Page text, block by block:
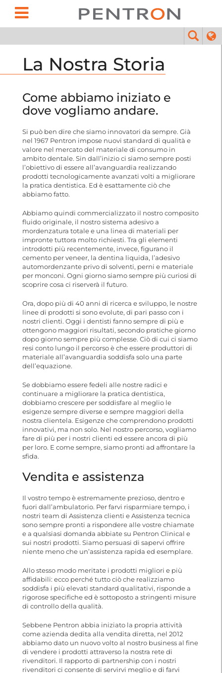
La Nostra Storia
Come abbiamo iniziato e
dove vogliamo andare.
Si può ben dire che siamo innovatori da sempre. Già
nel 1967 Pentron impose nuovi standard di qualità e
valore nel mercato del materiale di consumo in
ambito dentale. Sin dall’inizio ci siamo sempre posti
l’obiettivo di essere all’avanguardia realizzando
prodotti tecnologicamente avanzati volti a migliorare
la pratica dentistica. Ed è esattamente ciò che
abbiamo fatto.
Abbiamo quindi commercializzato il nostro composito
fluido originale, il nostro sistema adesivo a
mordenzatura totale e una linea di materiali per
impronte tuttora molto richiesti. Tra gli elementi
introdotti più recentemente, invece, figurano il
cemento per veneer, la dentina liquida, l’adesivo
automordenzante privo di solventi, perni e materiale
per monconi. Ogni giorno siamo sempre più curiosi di
scoprire cosa ci riserverà il futuro.
Ora, dopo più di 40 anni di ricerca e sviluppo, le nostre
linee di prodotti si sono evolute, di pari passo con i
nostri clienti. Oggi i dentisti fanno sempre di più e
ottengono maggiori risultati, secondo pratiche giorno
dopo giorno sempre più complesse. Ciò di cui ci siamo
resi conto lungo il percorso è che essere produttori di
materiale all’avanguardia soddisfa solo una parte
dell’equazione.
Se dobbiamo essere fedeli alle nostre radici e
continuare a migliorare la pratica dentistica,
dobbiamo crescere per soddisfare al meglio le
esigenze sempre diverse e sempre maggiori della
nostra clientela. Esigenze che comprendono prodotti
innovativi, ma non solo. Nel nostro percorso, vogliamo
fare di più per i nostri clienti ed essere ancora di più
per loro. E come sempre, siamo pronti ad affrontare la
sfida.
Vendita e assistenza
Il vostro tempo è estremamente prezioso, dentro e
fuori dall’ambulatorio. Per farvi risparmiare tempo, i
nostri team di Assistenza clienti e Assistenza tecnica
sono sempre pronti a rispondere alle vostre chiamate
e a qualsiasi domanda abbiate su Pentron Clinical e
sui nostri prodotti. Siamo persuasi di sapervi offrire
niente meno che un’assistenza rapida ed esemplare.
Allo stesso modo meritate i prodotti migliori e più
affidabili: ecco perché tutto ciò che realizziamo
soddisfa i più elevati standard qualitativi, risponde a
rigorose specifiche ed è sottoposto a stringenti misure
di controllo della qualità.
Sebbene Pentron abbia iniziato la propria attività
come azienda dedita alla vendita diretta, nel 2012
abbiamo dato un nuovo volto al nostro business al fine
di vendere i prodotti attraverso la nostra rete di
rivenditori. Il rapporto di partnership con i nostri
rivenditori ci consente di servirvi meglio e di farvi